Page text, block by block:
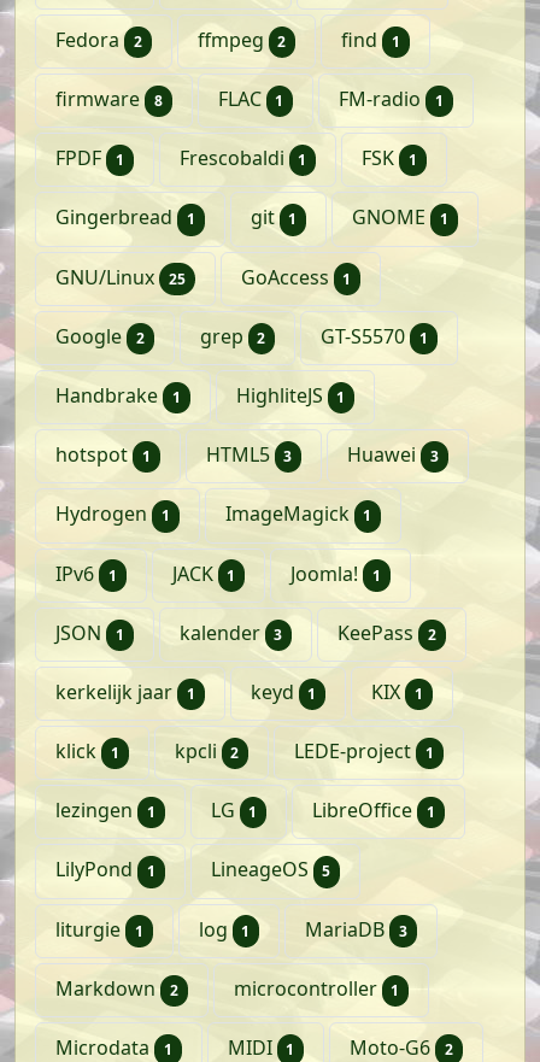
Fedora 2 artikelenffmpeg 2 artikelen
find 1 artikel
firmware 8 artikelen
FLAC 1 artikelFM-radio 1 artikel
FPDF 1 artikelFrescobaldi 1 artikelFSK 1 artikel
Gingerbread 1 artikelgit 1 artikelGNOME 1 artikel
GNU/Linux 25 artikelenGoAccess 1 artikel
Google 2 artikelen
grep 2 artikelenGT-S5570 1 artikel
Handbrake 1 artikelHighliteJS 1 artikel
hotspot 1 artikelHTML5 3 artikelenHuawei 3 artikelen
Hydrogen 1 artikelImageMagick 1 artikel
IPv6 1 artikelJACK 1 artikelJoomla! 1 artikel
JSON 1 artikelkalender 3 artikelenKeePass 2 artikelen
kerkelijk jaar 1 artikelkeyd 1 artikelKIX 1 artikel
klick 1 artikelkpcli 2 artikelenLEDE-project 1 artikel
lezingen 1 artikelLG 1 artikelLibreOffice 1 artikel
LilyPond 1 artikelLineageOS 5 artikelen
liturgie 1 artikellog 1 artikelMariaDB 3 artikelen
Markdown 2 artikelenmicrocontroller 1 artikel
Microdata 1 artikelMIDI 1 artikelMoto-G6 2